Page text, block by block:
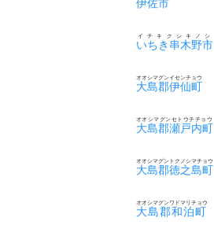
伊佐市
いちき串木野市
イチキクシキノシ
大島郡伊仙町
オオシマグンイセンチョウ
大島郡瀬戸内町
オオシマグンセトウチチョウ
大島郡徳之島町
オオシマグントクノシマチョウ
大島郡和泊町
オオシマグンワドマリチョウ